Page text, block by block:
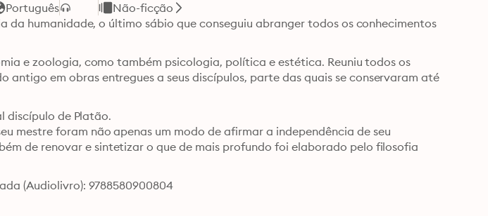
Português
Não-ficção
da humanidade, o último sábio que conseguiu abranger todos os conhecimentos
e zoologia, como também psicologia, política e estética. Reuniu todos os
antigo em obras entregues a seus discípulos, parte das quais se conservaram até
discípulo de Platão.
mestre foram não apenas um modo de afirmar a independência de seu
de renovar e sintetizar o que de mais profundo foi elaborado pelo filosofia
(Audiolivro): 9788580900804